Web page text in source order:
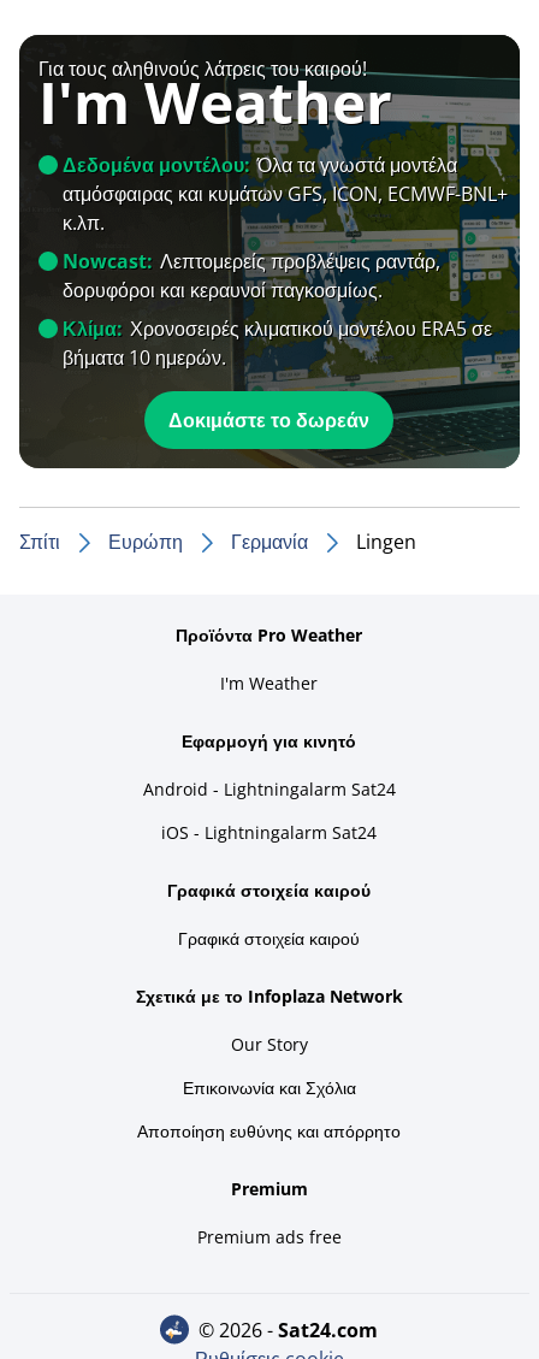
Για τους αληθινούς λάτρεις του καιρού!
I'm Weather
Δεδομένα μοντέλου: Όλα τα γνωστά μοντέλα
ατμόσφαιρας και κυμάτων GFS, ICON, ECMWF-BNL+
κ.λπ.
Nowcast: Λεπτομερείς προβλέψεις ραντάρ,
δορυφόροι και κεραυνοί παγκοσμίως.
Κλίμα: Χρονοσειρές κλιματικού μοντέλου ERA5 σε
βήματα 10 ημερών.
Δοκιμάστε το δωρεάν
Σπίτι Ευρώπη Γερμανία Lingen
Προϊόντα Pro Weather
I'm Weather
Εφαρμογή για κινητό
Android - Lightningalarm Sat24
iOS - Lightningalarm Sat24
Γραφικά στοιχεία καιρού
Γραφικά στοιχεία καιρού
Σχετικά με το Infoplaza Network
Our Story
Επικοινωνία και Σχόλια
Αποποίηση ευθύνης και απόρρητο
Premium
Premium ads free
© 2026 - sat24.com